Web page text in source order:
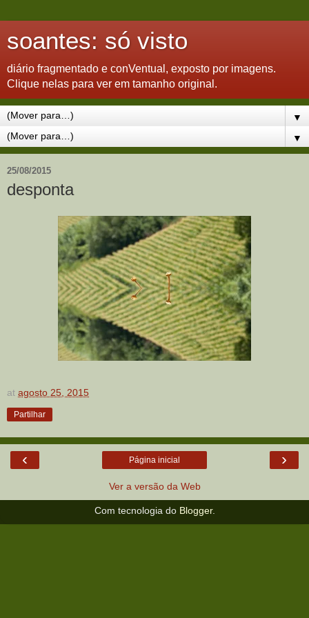
soantes: só visto
diário fragmentado e conVentual, exposto por imagens.
Clique nelas para ver em tamanho original.
▼
▼
25/08/2015
desponta
at agosto 25, 2015
Partilhar
‹ ›
Página inicial
Ver a versão da Web
Com tecnologia do Blogger.